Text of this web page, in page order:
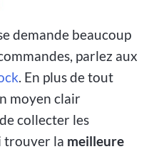
demande beaucoup
parlez aux
. En plus de tout
moyen clair
collecter les
trouver la meilleure